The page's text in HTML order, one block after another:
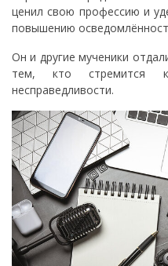
ценил свою профессию и
повышению
Он и другие мученики
тем, кто стремится
несправедливости.